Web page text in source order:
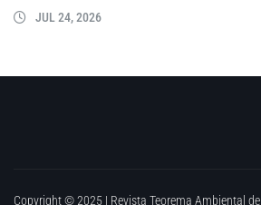
JUL 24, 2026
Copyright © 2025 | Revista Teorema Ambiental de